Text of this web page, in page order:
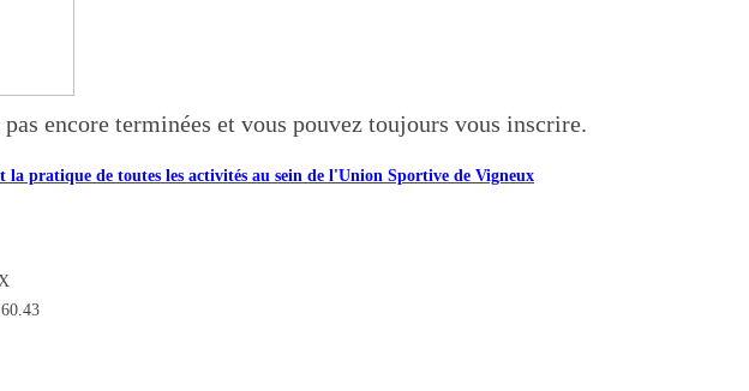
encore terminées et vous pouvez toujours vous inscrire.
pratique de toutes les activités au sein de l'Union Sportive de Vigneux